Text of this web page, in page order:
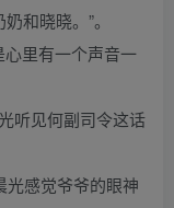
和晓晓。”。
里有一个声音一
听见何副司令这话
感觉爷爷的眼神